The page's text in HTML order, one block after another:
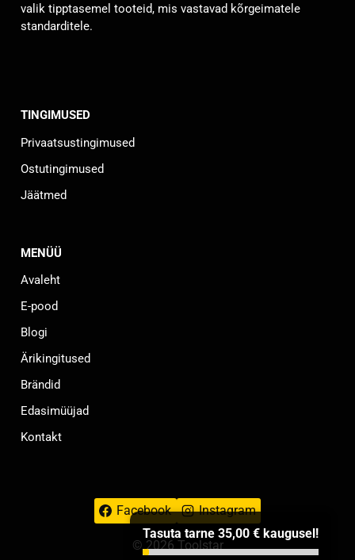
valik tipptasemel tooteid, mis vastavad kõrgeimatele
standarditele.
TINGIMUSED
Privaatsustingimused
Ostutingimused
Jäätmed
MENÜÜ
Avaleht
E-pood
Blogi
Ärikingitused
Brändid
Edasimüüjad
Kontakt
Facebook Instagram
© 2026 Toolstar
Tasuta tarne 35,00 € kaugusel!